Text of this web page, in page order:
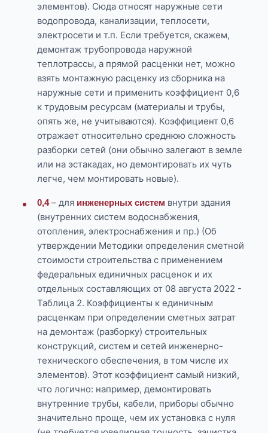
элементов). Сюда относят наружные сети
водопровода, канализации, теплосети,
электросети и т.п. Если требуется, скажем,
демонтаж трубопровода наружной
теплотрассы, а прямой расценки нет, можно
взять монтажную расценку из сборника на
наружные сети и применить коэффициент 0,6
к трудовым ресурсам (материалы и трубы,
опять же, не учитываются). Коэффициент 0,6
отражает относительно среднюю сложность
разборки сетей (они обычно залегают в земле
или на эстакадах, но демонтировать их чуть
легче, чем монтировать новые).
0,4– для инженерных систем внутри здания
(внутренних систем водоснабжения,
отопления, электроснабжения и пр.) (Об
утверждении Методики определения сметной
стоимости строительства с применением
федеральных единичных расценок и их
отдельных составляющих от 08 августа 2022 -
Таблица 2. Коэффициенты к единичным
расценкам при определении сметных затрат
на демонтаж (разборку) строительных
конструкций, систем и сетей инженерно-
технического обеспечения, в том числе их
элементов). Этот коэффициент самый низкий,
что логично: например, демонтировать
внутренние трубы, кабели, приборы обычно
значительно проще, чем их установка с нуля